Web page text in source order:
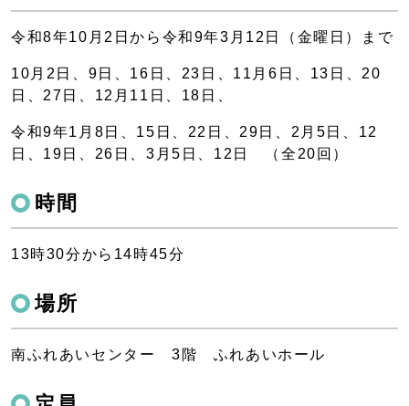
令和8年10月2日から令和9年3月12日（金曜日）まで
10月2日、9日、16日、23日、11月6日、13日、20
日、27日、12月11日、18日、
令和9年1月8日、15日、22日、29日、2月5日、12
日、19日、26日、3月5日、12日 （全20回）
時間
13時30分から14時45分
場所
南ふれあいセンター 3階 ふれあいホール